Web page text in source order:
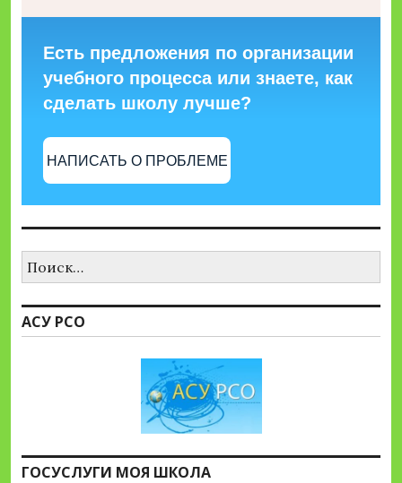
Есть предложения по организации
учебного процесса или знаете, как
сделать школу лучше?
НАПИСАТЬ О ПРОБЛЕМЕ
АСУ РСО
ГОСУСЛУГИ МОЯ ШКОЛА